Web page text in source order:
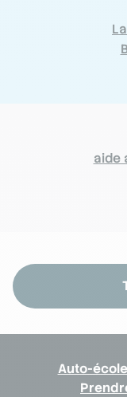
aide
Auto-école